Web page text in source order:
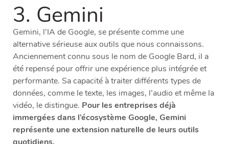
3. Gemini
Gemini, l’IA de Google, se présente comme une
alternative sérieuse aux outils que nous connaissons.
Anciennement connu sous le nom de Google Bard, il a
été repensé pour offrir une expérience plus intégrée et
performante. Sa capacité à traiter différents types de
données, comme le texte, les images, l’audio et même la
vidéo, le distingue. Pour les entreprises déjà
immergées dans l’écosystème Google, Gemini
représente une extension naturelle de leurs outils